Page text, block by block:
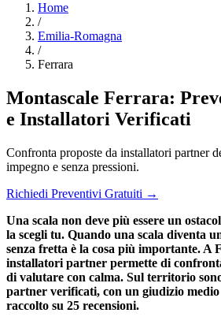
Home
/
Emilia-Romagna
/
Ferrara
Montascale Ferrara:
e Installatori Verificati
Confronta proposte da installatori partner
impegno e senza pressioni.
Richiedi Preventivi Gratuiti →
Una scala non deve più essere un
la scegli tu. Quando una scala diventa
senza fretta è la cosa più importante.
installatori partner permette di
di valutare con calma. Sul territorio
partner verificati, con un giudizio medio
raccolto su 25 recensioni.